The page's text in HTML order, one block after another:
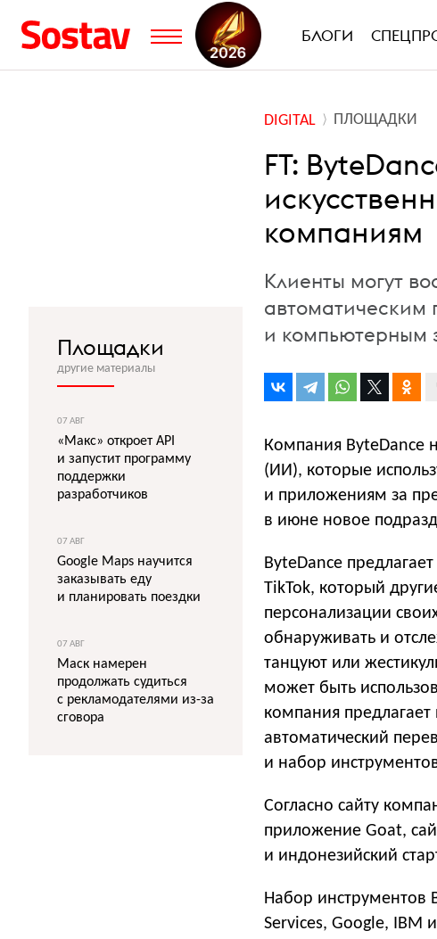
БЛОГИ
DIGITAL ПЛОЩАДКИ
FT:
компаниям
Клиенты могут
автоматическим
и компьютерным
Компания ByteDance
(ИИ), которые
и приложениям за
в июне новое
ByteDance
TikTok, который
персонализации
обнаруживать и
танцуют или
может быть
компания
автоматический
и набор
Согласно сайту
приложение Goat,
и индонезийский
Набор инструментов
Services, Google, IBM
Площадки
другие материалы
07 АВГ
«Макс» откроет API
и запустит программу
поддержки
разработчиков
07 АВГ
Google Maps научится
заказывать еду
и планировать поездки
07 АВГ
Маск намерен
продолжать судиться
с рекламодателями из-за
сговора